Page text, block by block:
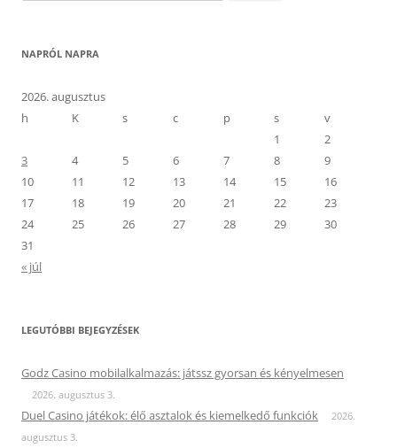
NAPRÓL NAPRA
2026. augusztus
h
K s c p s
v
1
2
3
4 5 6 7 8
9
10
11 12 13 14 15
16
17
18 19 20 21 22
23
24
25 26 27 28 29
30
31
« júl
LEGUTÓBBI BEJEGYZÉSEK
Godz Casino mobilalkalmazás: játssz gyorsan és kényelmesen
2026. augusztus 3.
Duel Casino játékok: élő asztalok és kiemelkedő funkciók
2026.
augusztus 3.